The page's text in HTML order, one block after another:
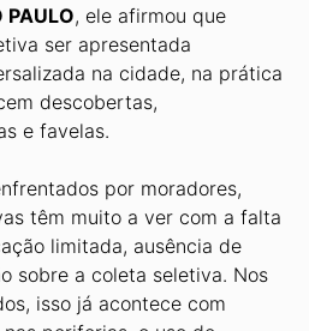
PAULO, ele afirmou que
ser apresentada
na cidade, na prá­tica
descobertas,
e favelas.
por moradores,
têm muito a ver com a falta
limitada, ausência de
sobre a coleta seleti­va. Nos
isso já acontece com